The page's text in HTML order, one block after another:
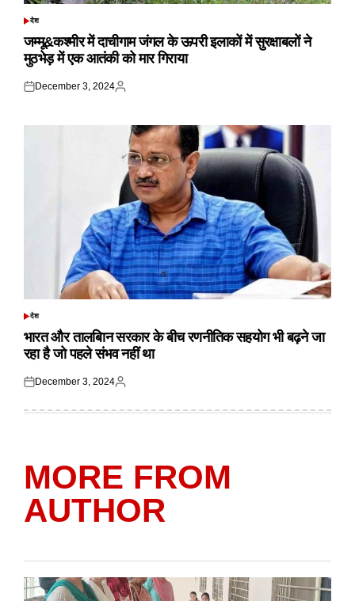
POSTED
देश
जम्मू&कश्मीर में दाचीगाम जंगल के ऊपरी इलाकों में सुरक्षाबलों ने
मुठभेड़ में एक आतंकी को मार गिराया
Posted
December 3, 2024
Posted
POSTED
देश
भारत और तालबिान सरकार के बीच रणनीतिक सहयोग भी बढ़ने जा
रहा है जो पहले संभव नहीं था
Posted
December 3, 2024
Posted
MORE FROM
AUTHOR